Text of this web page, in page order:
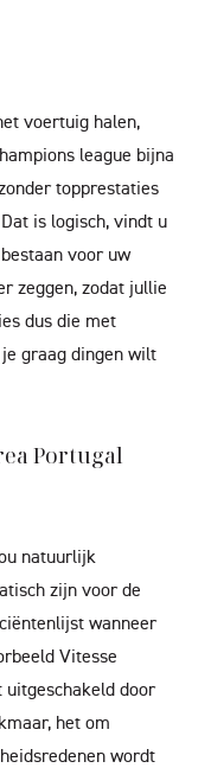
voertuig halen,
league bijna
topprestaties
is logisch, vindt u
voor uw
zeggen, zodat jullie
dus die met
graag dingen wilt
Portugal
natuurlijk
zijn voor de
wanneer
Vitesse
uitgeschakeld door
het om
wordt